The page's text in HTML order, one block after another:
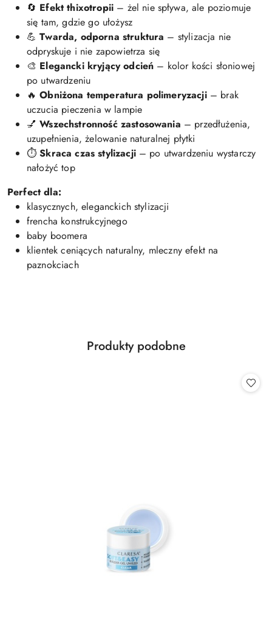
🔄 Efekt thixotropii – żel nie spływa, ale poziomuje
się tam, gdzie go ułożysz
💪Twarda, odporna struktura – stylizacja nie
odpryskuje i nie zapowietrza się
🎨 Elegancki kryjący odcień – kolor kości słoniowej
po utwardzeniu
🔥Obniżona temperatura polimeryzacji– brak
uczucia pieczenia w lampie
💅Wszechstronność zastosowania – przedłużenia,
uzupełnienia, żelowanie naturalnej płytki
⏱️Skraca czas stylizacji– po utwardzeniu wystarczy
nałożyć top
Perfect dla:
klasycznych, eleganckich stylizacji
frencha konstrukcyjnego
baby boomera
klientek ceniących naturalny, mleczny efekt na
paznokciach
Pomiń karuzelę produktów
Produkty
Produkty podobne